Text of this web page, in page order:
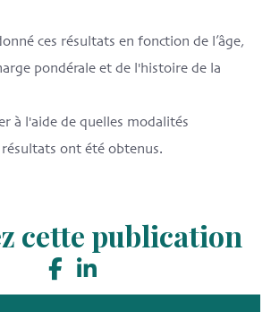
ces résultats en fonction de l’âge,
pondérale et de l'histoire de la
à l'aide de quelles modalités
ont été obtenus.
cette publication